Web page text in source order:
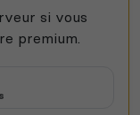
si vous
premium.